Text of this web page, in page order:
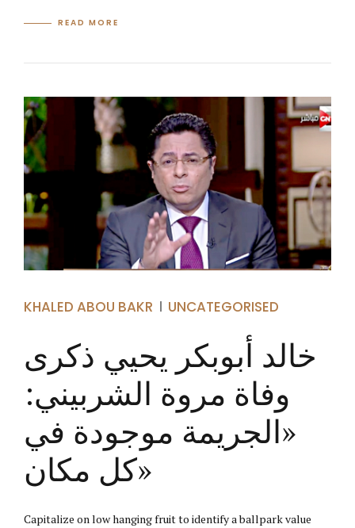
READ MORE
KHALED ABOU BAKR UNCATEGORISED
خالد أبوبكر يحيي ذكرى
وفاة مروة الشربيني:
«الجريمة موجودة في
كل مكان»
Capitalize on low hanging fruit to identify a ballpark value